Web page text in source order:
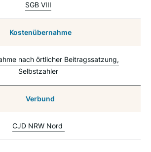
SGB VIII
Kostenübernahme
nach örtlicher Beitragssatzung
Selbstzahler
Verbund
CJD NRW Nord